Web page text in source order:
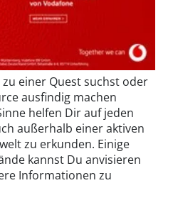
einer Quest suchst oder
ausfindig machen
helfen Dir auf jeden
außerhalb einer aktiven
zu erkunden. Einige
kannst Du anvisieren
Informationen zu